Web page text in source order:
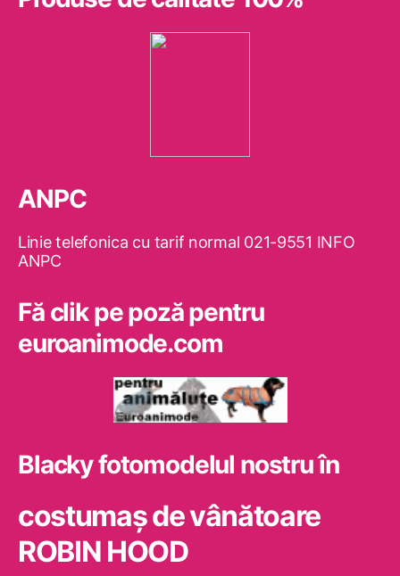
ANPC
Linie telefonica cu tarif normal 021-9551 INFO
ANPC
Fă clik pe poză pentru
euroanimode.com
Blacky fotomodelul nostru în
costumaş de vânătoare
ROBIN HOOD